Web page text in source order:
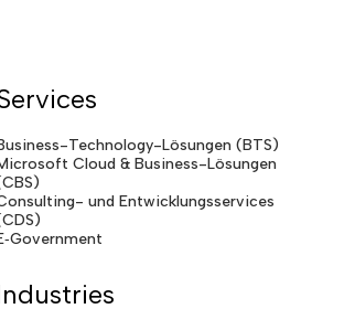
Technology-Lösungen (BTS)
Cloud & Business-Lösungen
und Entwicklungsservices